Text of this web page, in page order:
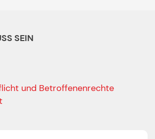
SEIN
und Betroffenenrechte